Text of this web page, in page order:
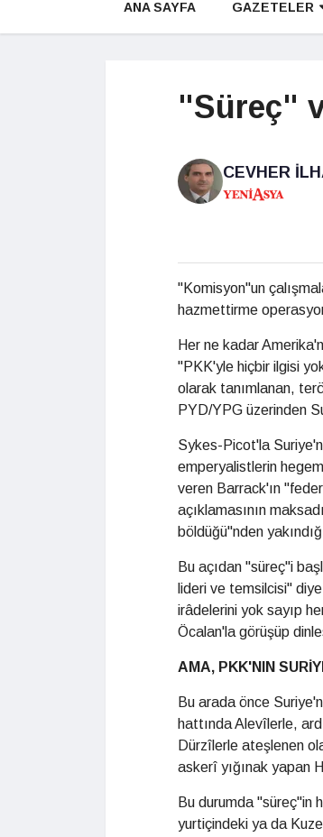
ANA SAYFA GAZETELER
"Süreç"
CEVHER
"Komisyon"un
hazmettirme
Her ne kadar
"PKK'yle hiçbir ilgisi
olarak tanımlanan,
PYD/YPG üzerinden
Sykes-Picot'la
emperyalistlerin
veren Barrack'ın
açıklamasının
böldüğü"nden
Bu açıdan "süreç"i
lideri ve temsilcisi"
irâdelerini yok sayıp
Öcalan'la görüşüp
AMA, PKK'NIN
Bu arada önce
hattında Alevîlerle,
Dürzîlerle ateşlenen
askerî yığınak yapan
Bu durumda "süreç"in
yurtiçindeki ya da